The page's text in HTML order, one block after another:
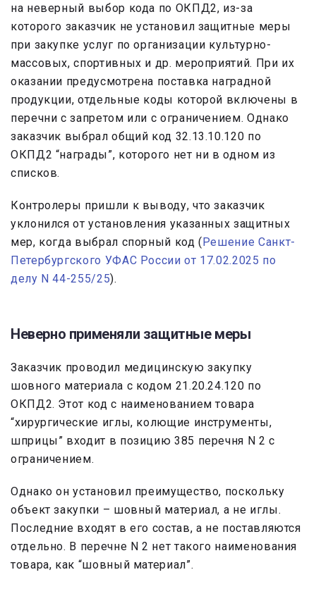
на неверный выбор кода по ОКПД2, из-за
которого заказчик не установил защитные меры
при закупке услуг по организации культурно-
массовых, спортивных и др. мероприятий. При их
оказании предусмотрена поставка наградной
продукции, отдельные коды которой включены в
перечни с запретом или с ограничением. Однако
заказчик выбрал общий код 32.13.10.120 по
ОКПД2 “награды”, которого нет ни в одном из
списков.
Контролеры пришли к выводу, что заказчик
уклонился от установления указанных защитных
мер, когда выбрал спорный код (Решение Санкт-
Петербургского УФАС России от 17.02.2025 по
делу N 44-255/25).
Неверно применяли защитные меры
Заказчик проводил медицинскую закупку
шовного материала с кодом 21.20.24.120 по
ОКПД2. Этот код с наименованием товара
“хирургические иглы, колющие инструменты,
шприцы” входит в позицию 385 перечня N 2 с
ограничением.
Однако он установил преимущество, поскольку
объект закупки – шовный материал, а не иглы.
Последние входят в его состав, а не поставляются
отдельно. В перечне N 2 нет такого наименования
товара, как “шовный материал”.